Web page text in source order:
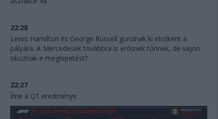
22:28
Lewis Hamilton és George Russell gurulnak ki elsőként a
pályára. A Mercedesek továbbra is erősnek tűnnek, de vajon
okoznak-e meglepetést?
22:27
Íme a Q1 eredménye.